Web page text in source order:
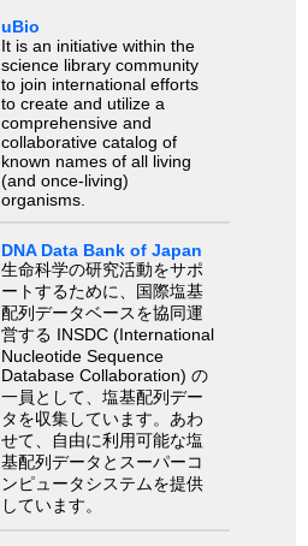
uBio
It is an initiative within the
science library community
to join international efforts
to create and utilize a
comprehensive and
collaborative catalog of
known names of all living
(and once-living)
organisms.
DNA Data Bank of Japan
生命科学の研究活動をサポ
ートするために、国際塩基
配列データベースを協同運
営する INSDC (International
Nucleotide Sequence
Database Collaboration) の
一員として、塩基配列デー
タを収集しています。あわ
せて、自由に利用可能な塩
基配列データとスーパーコ
ンピュータシステムを提供
しています。